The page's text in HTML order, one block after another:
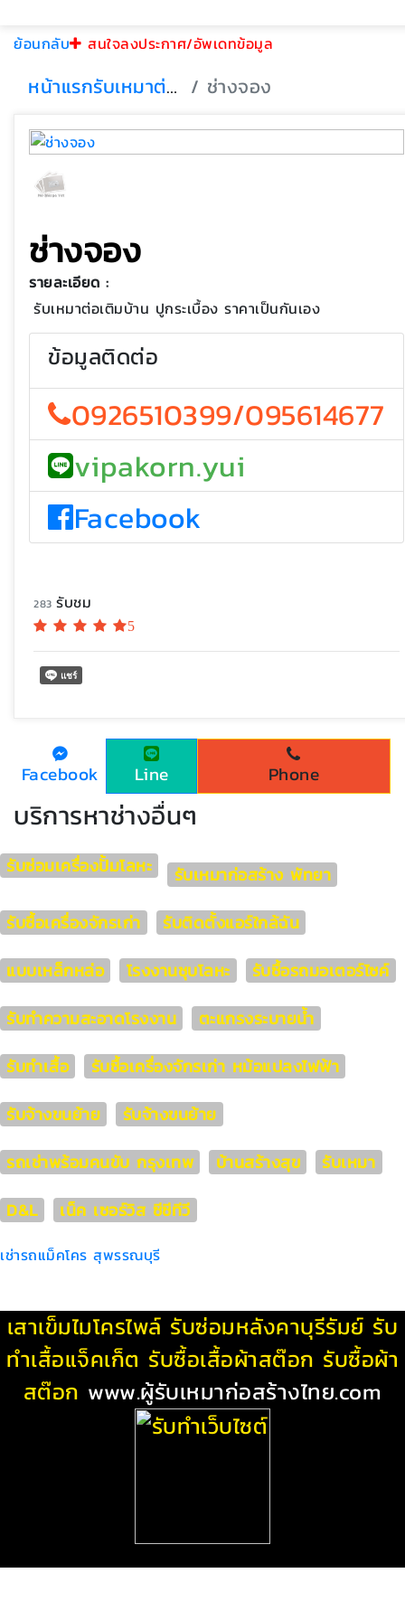
ย้อนกลับ สนใจลงประกาศ/อัพเดทข้อมูล
หน้าแรก รับเหมาต่อเติม ช่างจอง
ช่างจอง
รายละเอียด :
รับเหมาต่อเติมบ้าน ปูกระเบื้อง ราคาเป็นกันเอง
ข้อมูลติดต่อ
0926510399/095614677
vipakorn.yui
Facebook
283 รับชม
5
Facebook Line Phone
บริการหาช่างอื่นๆ
รับซ่อมเครื่องปั้มโลหะ
รับเหมาก่อสร้าง พัทยา
รับซื้อเครื่องจักรเก่า
รับติดตั้งแอร์ใกล้ฉัน
แบบเหล็กหล่อ
โรงงานชุบโลหะ
รับซื้อรถมอเตอร์ไซค์
รับทำความสะอาดโรงงาน
ตะแกรงระบายน้ำ
รับทำเสื้อ
รับซื้อเครื่องจักรเก่า หม้อแปลงไฟฟ้า
รับจ้างขนย้าย
รับจ้างขนย้าย
รถเช่าพร้อมคนขับ กรุงเทพ
บ้านสร้างสุข
รับเหมา
D&L
เน็ค เซอร์วิส ซีซีทีวี
เช่ารถแม็คโคร สุพรรณบุรี
เสาเข็มไมโครไพล์ รับซ่อมหลังคาบุรีรัมย์ รับ
ทําเสื้อแจ็คเก็ต รับซื้อเสื้อผ้าสต๊อก รับซื้อผ้า
สต๊อก www.ผู้รับเหมาก่อสร้างไทย.com